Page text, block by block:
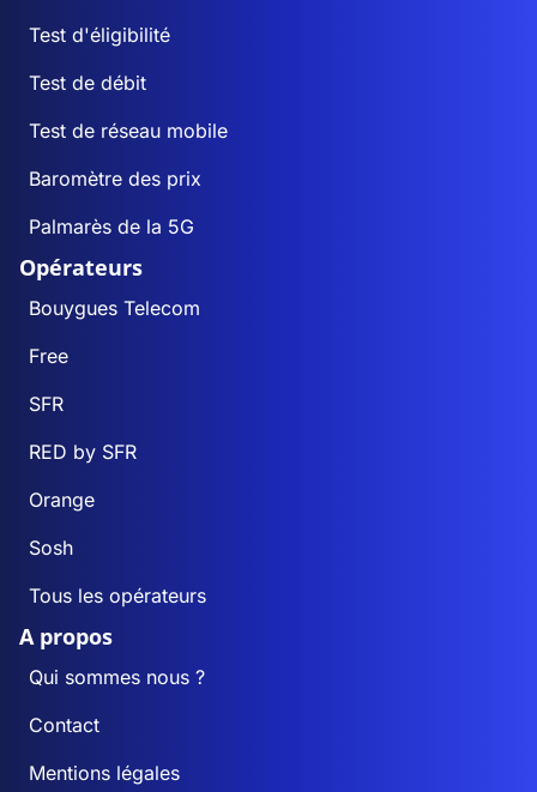
Test d'éligibilité
Test de débit
Test de réseau mobile
Baromètre des prix
Palmarès de la 5G
Opérateurs
Bouygues Telecom
Free
SFR
RED by SFR
Orange
Sosh
Tous les opérateurs
A propos
Qui sommes nous ?
Contact
Mentions légales